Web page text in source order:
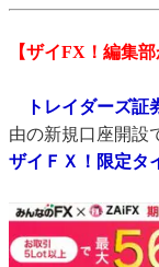
【ザイFX！編集
トレイダーズ
由の新規口座開設
ザイＦＸ！限定タ